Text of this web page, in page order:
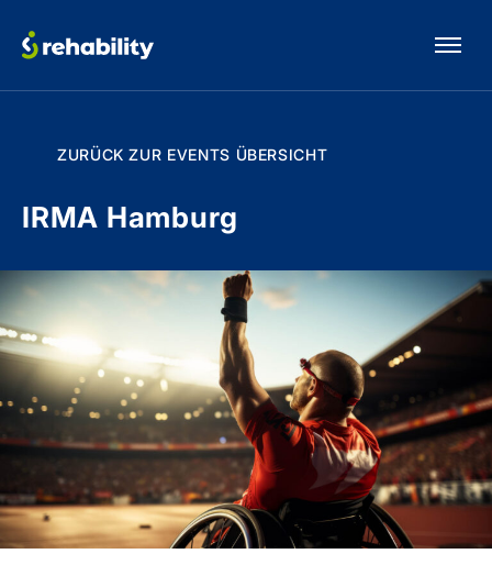
ZURÜCK ZUR EVENTS ÜBERSICHT
IRMA Hamburg